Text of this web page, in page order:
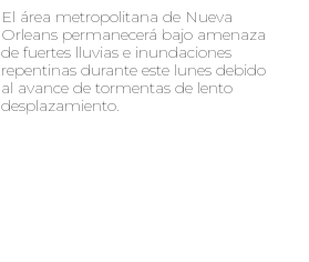
El área metropolitana de Nueva
Orleans permanecerá bajo amenaza
de fuertes lluvias e inundaciones
repentinas durante este lunes debido
al avance de tormentas de lento
desplazamiento.